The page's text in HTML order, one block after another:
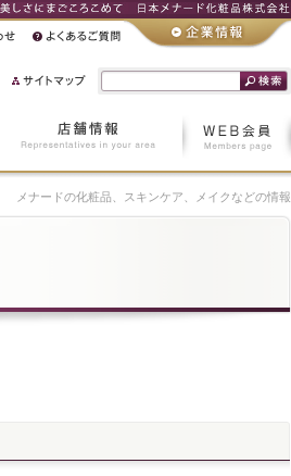
メナードの化粧品、スキンケア、メイクなどの情報